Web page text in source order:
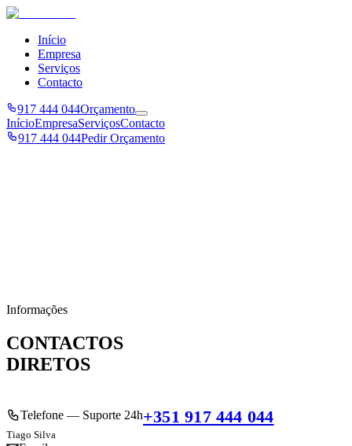
Início
Empresa
Serviços
Contacto
917 444 044Orçamento
InícioEmpresaServiçosContacto
917 444 044Pedir Orçamento
Informações
CONTACTOS
DIRETOS
Telefone — Suporte 24h+351 917 444 044
Tiago Silva